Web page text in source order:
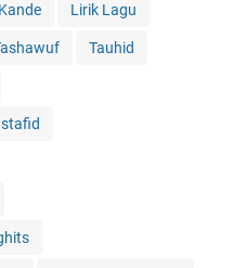
Lirik Lagu
Tauhid